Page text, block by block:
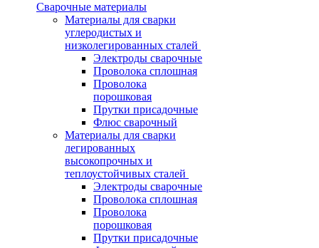
Сварочные материалы
Материалы для сварки
углеродистых и
низколегированных сталей
Электроды сварочные
Проволока сплошная
Проволока
порошковая
Прутки присадочные
Флюс сварочный
Материалы для сварки
легированных
высокопрочных и
теплоустойчивых сталей
Электроды сварочные
Проволока сплошная
Проволока
порошковая
Прутки присадочные